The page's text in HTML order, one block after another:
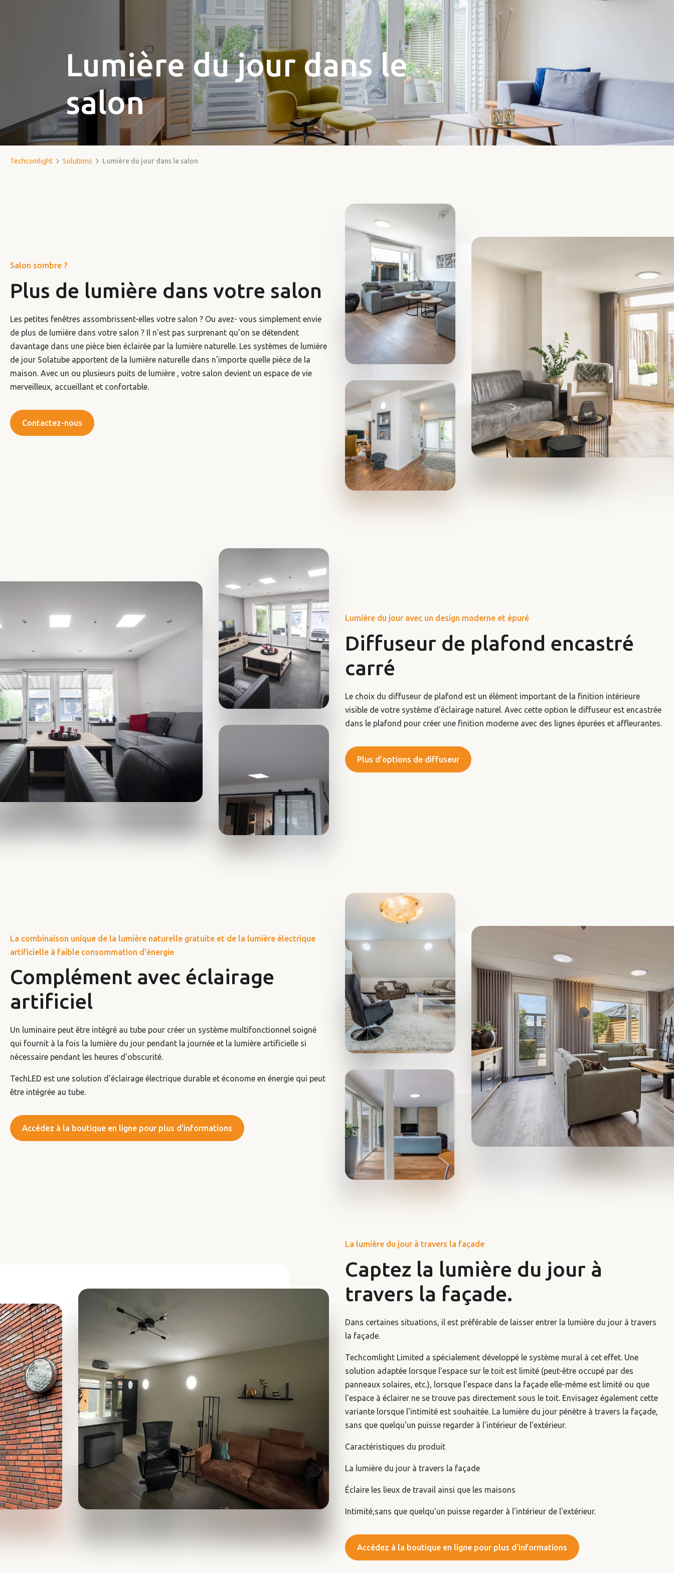
Lumière du jour dans le
salon
Techcomlight Solutions Lumière du jour dans le salon
Salon sombre ?
Plus de lumière dans votre salon
Les petites fenêtres assombrissent-elles votre salon ? Ou avez- vous simplement envie
de plus de lumière dans votre salon ? Il n'est pas surprenant qu'on se détendent
davantage dans une pièce bien éclairée par la lumière naturelle. Les systèmes de lumière
de jour Solatube apportent de la lumière naturelle dans n'importe quelle pièce de la
maison. Avec un ou plusieurs puits de lumière , votre salon devient un espace de vie
merveilleux, accueillant et confortable.
Contactez-nous
Lumière du jour avec un design moderne et épuré
Diffuseur de plafond encastré
carré
Le choix du diffuseur de plafond est un élément important de la finition intérieure
visible de votre système d'éclairage naturel. Avec cette option le diffuseur est encastrée
dans le plafond pour créer une finition moderne avec des lignes épurées et affleurantes.
Plus d'options de diffuseur
La combinaison unique de la lumière naturelle gratuite et de la lumière électrique
artificielle à faible consommation d'énergie
Complément avec éclairage
artificiel
Un luminaire peut être intégré au tube pour créer un système multifonctionnel soigné
qui fournit à la fois la lumière du jour pendant la journée et la lumière artificielle si
nécessaire pendant les heures d'obscurité.
TechLED est une solution d'éclairage électrique durable et économe en énergie qui peut
être intégrée au tube.
Accédez à la boutique en ligne pour plus d'informations
La lumière du jour à travers la façade
Captez la lumière du jour à
travers la façade.
Dans certaines situations, il est préférable de laisser entrer la lumière du jour à travers
la façade.
Techcomlight Limited a spécialement développé le système mural à cet effet. Une
solution adaptée lorsque l'espace sur le toit est limité (peut-être occupé par des
panneaux solaires, etc.), lorsque l'espace dans la façade elle-même est limité ou que
l'espace à éclairer ne se trouve pas directement sous le toit. Envisagez également cette
variante lorsque l'intimité est souhaitée. La lumière du jour pénètre à travers la façade,
sans que quelqu'un puisse regarder à l'intérieur de l'extérieur.
Caractéristiques du produit
La lumière du jour à travers la façade
Éclaire les lieux de travail ainsi que les maisons
Intimité,sans que quelqu'un puisse regarder à l'intérieur de l'extérieur.
Accédez à la boutique en ligne pour plus d'informations